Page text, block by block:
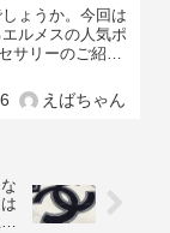
ょうか。今回は
ルメスの人気ポ
サリーのご紹介
デザインしたポ
えばちゃん